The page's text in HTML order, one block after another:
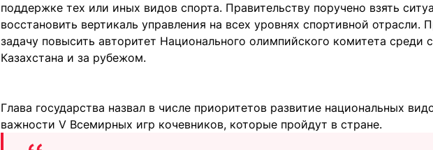
поддержке тех или иных видов спорта. Правительству поручено взять
восстановить вертикаль управления на всех уровнях спортивной отрасли.
задачу повысить авторитет Национального олимпийского комитета среди
Казахстана и за рубежом.
Глава государства назвал в числе приоритетов развитие национальных
важности V Всемирных игр кочевников, которые пройдут в стране.